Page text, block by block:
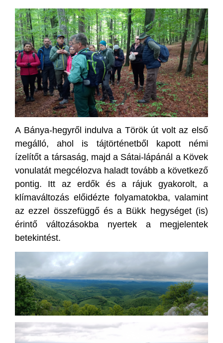
A Bánya-hegyről indulva a Török út volt az első
megálló, ahol is tájtörténetből kapott némi
ízelítőt a társaság, majd a Sátai-lápánál a Kövek
vonulatát megcélozva haladt tovább a következő
pontig. Itt az erdők és a rájuk gyakorolt, a
klímaváltozás előidézte folyamatokba, valamint
az ezzel összefüggő és a Bükk hegységet (is)
érintő változásokba nyertek a megjelentek
betekintést.